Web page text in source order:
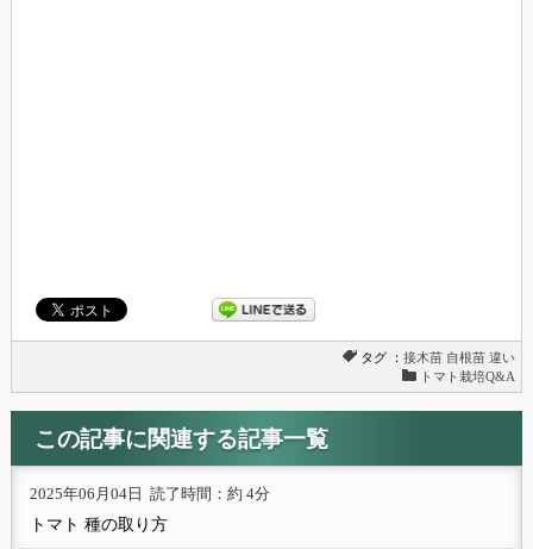
タグ ：接木苗 自根苗 違い
トマト栽培Q&A
この記事に関連する記事一覧
2025年06月04日 読了時間：約 4分
トマト 種の取り方